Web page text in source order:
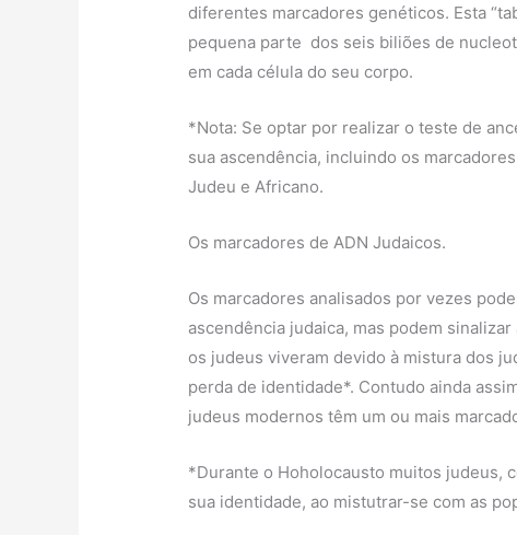
diferentes marcadores genéticos. Esta
pequena parte dos seis biliões de
em cada célula do seu corpo.
*Nota: Se optar por realizar o teste de
sua ascendência, incluindo os
Judeu e Africano.
Os marcadores de ADN Judaicos.
Os marcadores analisados por vezes
ascendência judaica, mas podem
os judeus viveram devido à mistura dos
perda de identidade*. Contudo ainda
judeus modernos têm um ou mais
*Durante o Hoholocausto muitos judeus,
sua identidade, ao mistutrar-se com as